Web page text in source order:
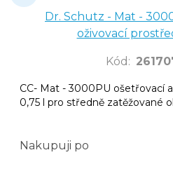
Dr. Schutz - Mat -
Kód :
CC- Mat - 3000PU ošetřovací
0,75 l pro středně zatěžované
Nakupuji po